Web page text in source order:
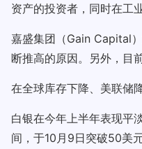
资产的投资者，同时在工
嘉盛集团（Gain Capital
断推高的原因。另外，目
在全球库存下降、美联储
白银在今年上半年表现平
间，于10月9日突破50美